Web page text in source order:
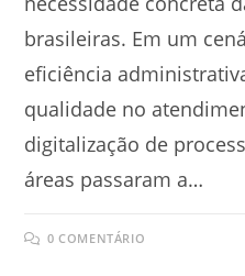
brasileiras. Em um
eficiência
qualidade no
digitalização de
áreas passaram a…
0 COMENTÁRIO